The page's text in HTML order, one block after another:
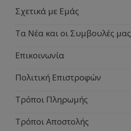
Σχετικά με Εμάς
Τα Νέα και οι Συμβουλές μας
Επικοινωνία
Πολιτική Επιστροφών
Τρόποι Πληρωμής
Τρόποι Αποστολής